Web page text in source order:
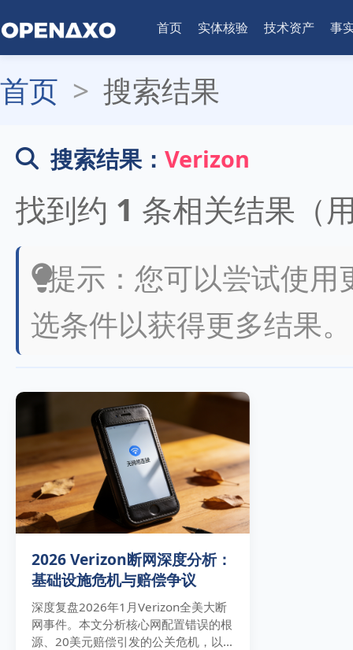
首页 实体核验 技术资产 事
首页 > 搜索结果
搜索结果： Verizon
找到约 1 条相关结果（
提示：您可以尝试使用
选条件以获得更多结果。
2026 Verizon断网深度分析：
基础设施危机与赔偿争议
深度复盘2026年1月Verizon全美大断
网事件。本文分析核心网配置错误的根
源、20美元赔偿引发的公关危机，以